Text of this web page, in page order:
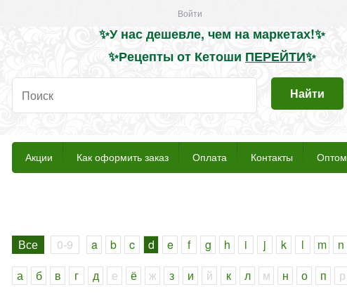
Войти
✨У нас дешевле, чем на маркетах!✨
✨Рецепты от Кетоши ПЕРЕЙТИ✨
Найти
Акции Как оформить заказ Оплата Контакты Оптом
Все 0-9 a b c d e f g h i j k l m n
а
б в г д е ё ж з и й к л м н о п р